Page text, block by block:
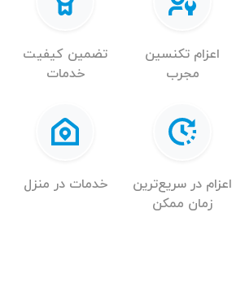
اعزام تکنسین
مجرب
تضمین کیفیت
خدمات
اعزام در سریع‌ترین
زمان ممکن
خدمات در منزل